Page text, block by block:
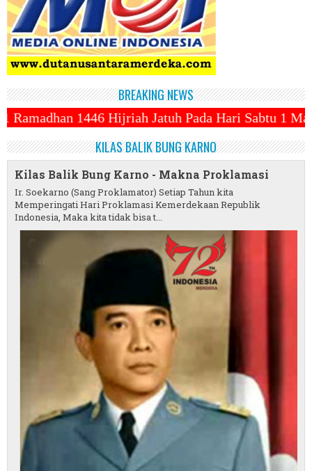
BREAKING NEWS
Jatuh Pada Hari Sabtu 1 Maret 2025 ~||~ 1
KILAS BALIK BUNG KARNO
Kilas Balik Bung Karno - Makna Proklamasi
Ir. Soekarno (Sang Proklamator) Setiap Tahun kita
Memperingati Hari Proklamasi Kemerdekaan Republik
Indonesia, Maka kita tidak bisa t...